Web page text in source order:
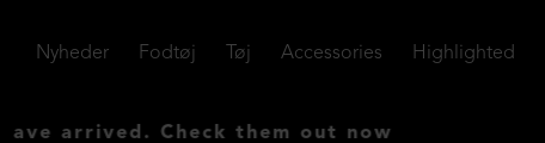
Nyheder Fodtøj Tøj Accessories Highlighted
Check them out now